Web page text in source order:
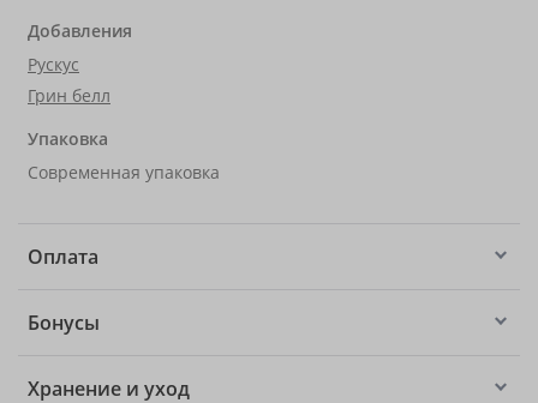
Добавления
Рускус
Грин белл
Упаковка
Современная упаковка
Оплата
Бонусы
Хранение и уход